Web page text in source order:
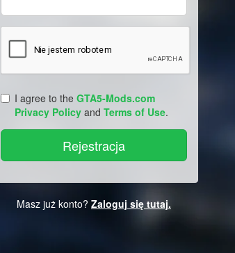
I agree to the GTA5-Mods.com
Privacy Policy and Terms of Use.
Masz już konto? Zaloguj się tutaj.